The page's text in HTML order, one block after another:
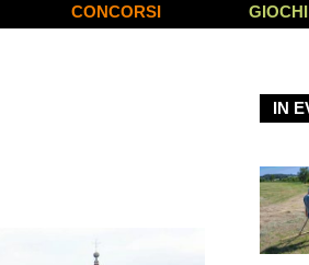
CONCORSI GIOCHI
IN